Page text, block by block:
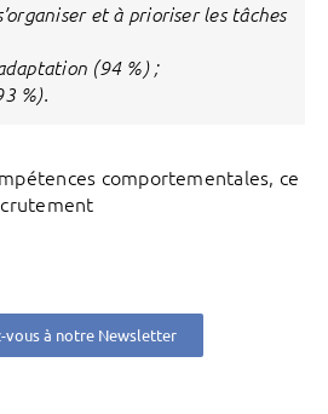
et à prioriser les tâches
(94 %) ;
%).
comportementales, ce
vous à notre Newsletter